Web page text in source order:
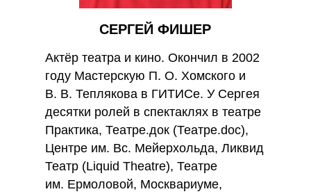
СЕРГЕЙ ФИШЕР
Актёр театра и кино. Окончил в 2002
году Мастерскую П. О. Хомского и
В. В. Теплякова в ГИТИСе. У Сергея
десятки ролей в спектаклях в театре
Практика, Театре.док (Театре.doc),
Центре им. Вс. Мейерхольда, Ликвид
Театр (Liquid Theatre), Театре
им. Ермоловой, Москвариуме,